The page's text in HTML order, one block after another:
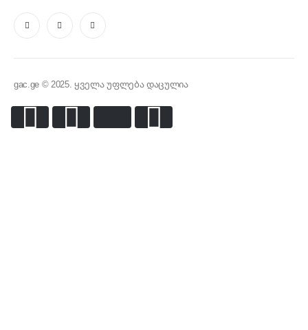
gac.ge © 2025. ყველა უფლება დაცულია